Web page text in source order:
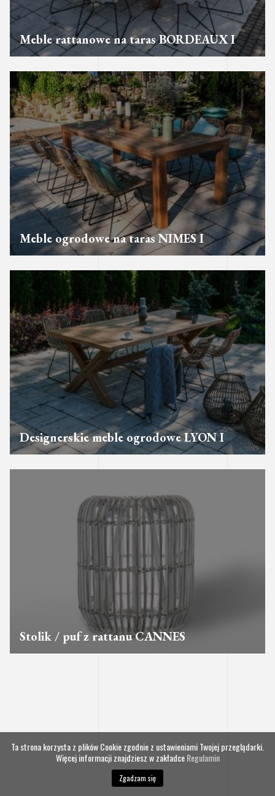
Meble rattanowe na taras BORDEAUX I
Meble ogrodowe na taras NIMES I
Designerskie meble ogrodowe LYON I
Stolik / puf z rattanu CANNES
Ta strona korzysta z plików Cookie zgodnie z ustawieniami Twojej przeglądarki.
Więcej informacji znajdziesz w zakładceRegulamin
Zgadzam się